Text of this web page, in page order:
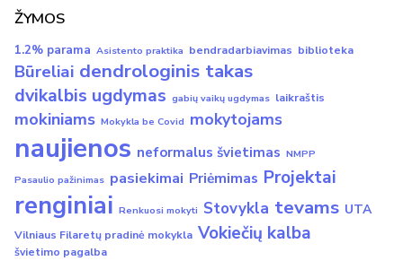
ŽYMOS
1.2% parama Asistento praktika bendradarbiavimas biblioteka
Būreliai dendrologinis takas
dvikalbis ugdymas gabių vaikų ugdymas laikraštis
mokiniams Mokykla be Covid mokytojams
naujienos neformalus švietimas NMPP
Pasaulio pažinimas pasiekimai Priėmimas Projektai
renginiai Renkuosi mokyti Stovykla tevams UTA
Vilniaus Filaretų pradinė mokykla Vokiečių kalba
švietimo pagalba